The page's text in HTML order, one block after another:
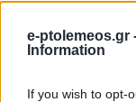
e-ptolemeos.gr
Information
If you wish to opt-